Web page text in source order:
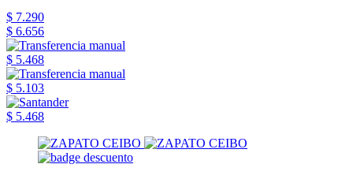
$ 7.290
$ 6.656
$ 5.468
$ 5.103
$ 5.468